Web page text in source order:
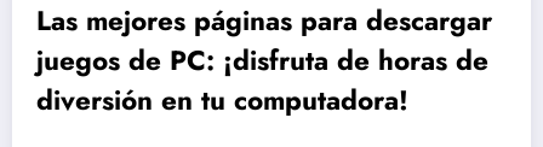
Las mejores páginas para descargar
juegos de PC: ¡disfruta de horas de
diversión en tu computadora!